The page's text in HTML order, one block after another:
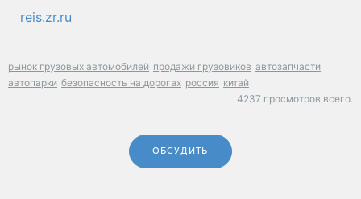
reis.zr.ru
рынок грузовых автомобилей продажи грузовиков автозапчасти
автопарки безопасность на дорогах россия китай
4237 просмотров всего.
ОБСУДИТЬ